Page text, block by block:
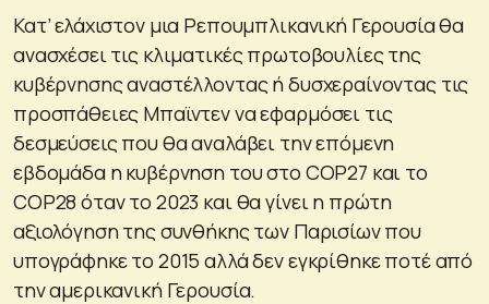
Κατ’ ελάχιστον μια Ρεπουμπλικανική Γερουσία θα
ανασχέσει τις κλιματικές πρωτοβουλίες της
κυβέρνησης αναστέλλοντας ή δυσχεραίνοντας τις
προσπάθειες Μπαϊντεν να εφαρμόσει τις
δεσμεύσεις που θα αναλάβει την επόμενη
εβδομάδα η κυβέρνηση του στο COP27 και το
COP28 όταν το 2023 και θα γίνει η πρώτη
αξιολόγηση της συνθήκης των Παρισίων που
υπογράφηκε το 2015 αλλά δεν εγκρίθηκε ποτέ από
την αμερικανική Γερουσία.